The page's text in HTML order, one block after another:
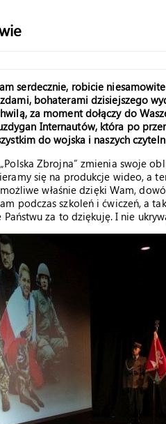
serdecznie, robicie
bohaterami dzisiejszego
za moment dołączy do
Internautów, która po
do wojska i naszych
Zbrojna” zmienia swoje
się na produkcje wideo, a
właśnie dzięki Wam,
podczas szkoleń i ćwiczeń, a
za to dziękuję. I nie